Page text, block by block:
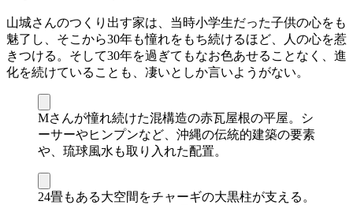
山城さんのつくり出す家は、当時小学生だった子供の心をも
魅了し、そこから30年も憧れをもち続けるほど、人の心を惹
きつける。そして30年を過ぎてもなお色あせることなく、進
化を続けていることも、凄いとしか言いようがない。
Mさんが憧れ続けた混構造の赤瓦屋根の平屋。シ
ーサーやヒンプンなど、沖縄の伝統的建築の要素
や、琉球風水も取り入れた配置。
24畳もある大空間をチャーギの大黒柱が支える。